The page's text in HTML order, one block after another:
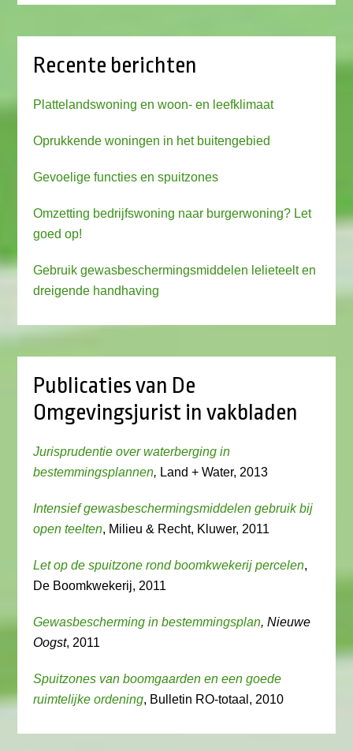
Recente berichten
Plattelandswoning en woon- en leefklimaat
Oprukkende woningen in het buitengebied
Gevoelige functies en spuitzones
Omzetting bedrijfswoning naar burgerwoning? Let
goed op!
Gebruik gewasbeschermingsmiddelen lelieteelt en
dreigende handhaving
Publicaties van De
Omgevingsjurist in vakbladen
Jurisprudentie over waterberging in
bestemmingsplannen, Land + Water, 2013
Intensief gewasbeschermingsmiddelen gebruik bij
open teelten, Milieu & Recht, Kluwer, 2011
Let op de spuitzone rond boomkwekerij percelen,
De Boomkwekerij, 2011
Gewasbescherming in bestemmingsplan, Nieuwe
Oogst, 2011
Spuitzones van boomgaarden en een goede
ruimtelijke ordening, Bulletin RO-totaal, 2010